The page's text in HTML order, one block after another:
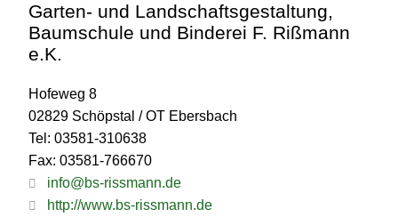
Garten- und Landschaftsgestaltung,
Baumschule und Binderei F. Rißmann
e.K.
Hofeweg 8
02829 Schöpstal / OT Ebersbach
Tel: 03581-310638
Fax: 03581-766670
info@bs-rissmann.de
http://www.bs-rissmann.de